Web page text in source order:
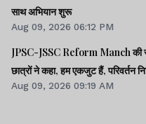
साथ अभियान शुरू
Aug 09, 2026 06:12 PM
JPSC-JSSC Reform Manch की
छात्रों ने कहा, हम एकजुट हैं,
Aug 09, 2026 09:19 AM